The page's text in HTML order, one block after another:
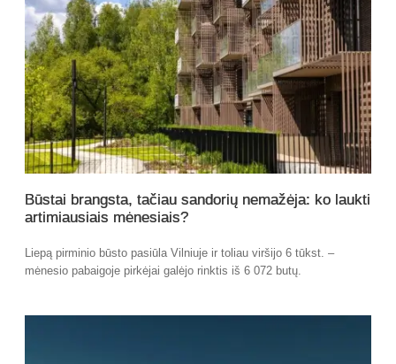
Būstai brangsta, tačiau sandorių nemažėja: ko laukti
artimiausiais mėnesiais?
Liepą pirminio būsto pasiūla Vilniuje ir toliau viršijo 6 tūkst. –
mėnesio pabaigoje pirkėjai galėjo rinktis iš 6 072 butų.